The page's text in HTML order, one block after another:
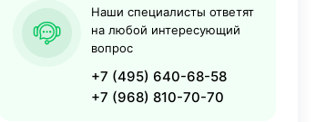
Наши специалисты ответят
на любой интересующий
вопрос
+7 (495) 640-68-58
+7 (968) 810-70-70